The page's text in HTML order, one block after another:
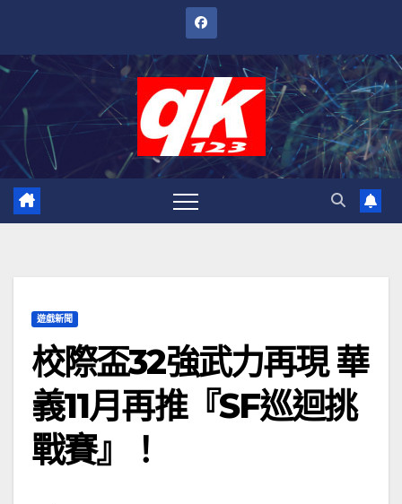
內
遊戲新聞
校際盃32強武力再現 華
義11月再推『SF巡迴挑
戰賽』！